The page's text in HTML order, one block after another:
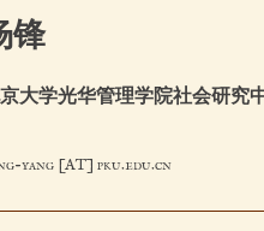
页
锋
大学光华管理学院社会研究
yang [AT] pku.edu.cn